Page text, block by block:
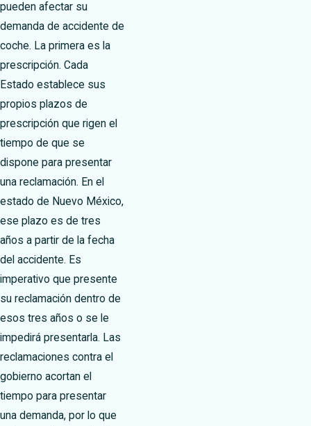
pueden afectar su
demanda de accidente de
coche. La primera es la
prescripción. Cada
Estado establece sus
propios plazos de
prescripción que rigen el
tiempo de que se
dispone para presentar
una reclamación. En el
estado de Nuevo México,
ese plazo es de tres
años a partir de la fecha
del accidente. Es
imperativo que presente
su reclamación dentro de
esos tres años o se le
impedirá presentarla. Las
reclamaciones contra el
gobierno acortan el
tiempo para presentar
una demanda, por lo que